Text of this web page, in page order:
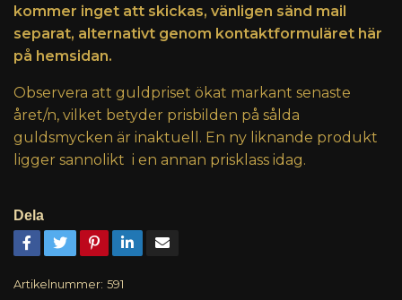
kommer inget att skickas, vänligen sänd mail
separat, alternativt genom kontaktformuläret här
på hemsidan.
Observera att guldpriset ökat markant senaste
året/n, vilket betyder prisbilden på sålda
guldsmycken är inaktuell. En ny liknande produkt
ligger sannolikt i en annan prisklass idag.
Dela
Artikelnummer: 591